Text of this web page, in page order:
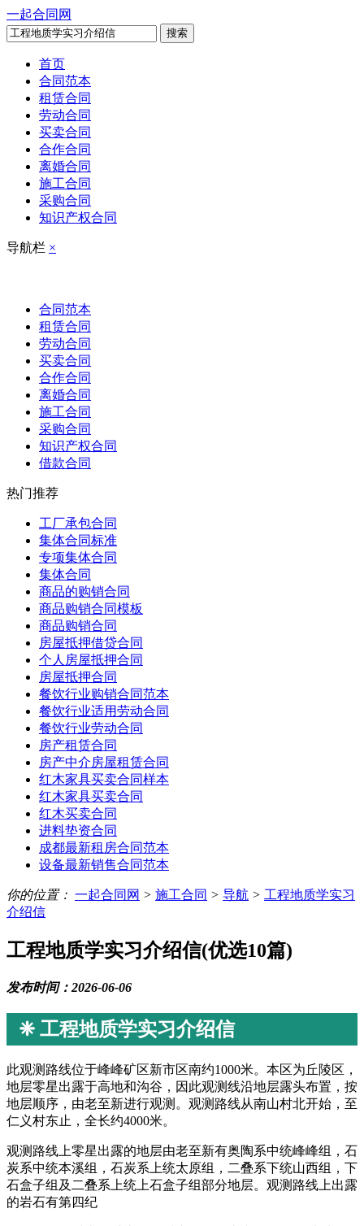
一起合同网
搜索
首页
合同范本
租赁合同
劳动合同
买卖合同
合作合同
离婚合同
施工合同
采购合同
知识产权合同
导航栏 ×
合同范本
租赁合同
劳动合同
买卖合同
合作合同
离婚合同
施工合同
采购合同
知识产权合同
借款合同
热门推荐
工厂承包合同
集体合同标准
专项集体合同
集体合同
商品的购销合同
商品购销合同模板
商品购销合同
房屋抵押借贷合同
个人房屋抵押合同
房屋抵押合同
餐饮行业购销合同范本
餐饮行业适用劳动合同
餐饮行业劳动合同
房产租赁合同
房产中介房屋租赁合同
红木家具买卖合同样本
红木家具买卖合同
红木买卖合同
进料垫资合同
成都最新租房合同范本
设备最新销售合同范本
你的位置： 一起合同网 > 施工合同 > 导航 > 工程地质学实习
介绍信
工程地质学实习介绍信(优选10篇)
发布时间：2026-06-06
❈ 工程地质学实习介绍信
此观测路线位于峰峰矿区新市区南约1000米。本区为丘陵区，
地层零星出露于高地和沟谷，因此观测线沿地层露头布置，按
地层顺序，由老至新进行观测。观测路线从南山村北开始，至
仁义村东止，全长约4000米。
观测路线上零星出露的地层由老至新有奥陶系中统峰峰组，石
炭系中统本溪组，石炭系上统太原组，二叠系下统山西组，下
石盒子组及二叠系上统上石盒子组部分地层。观测路线上出露
的岩石有第四纪